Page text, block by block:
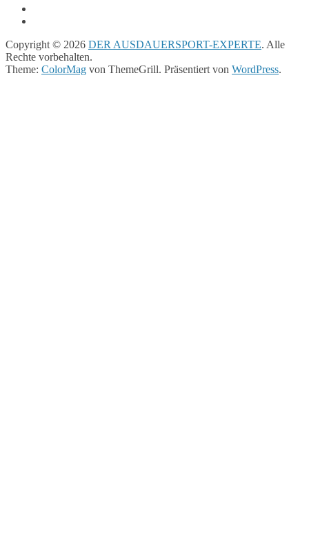
Copyright © 2026 DER AUSDAUERSPORT-EXPERTE. Alle
Rechte vorbehalten.
Theme: ColorMag von ThemeGrill. Präsentiert von WordPress.